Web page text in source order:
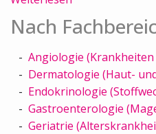
Nach
Angiologie (Krankheiten
Dermatologie (Haut-
Endokrinologie
Gastroenterologie
Geriatrie